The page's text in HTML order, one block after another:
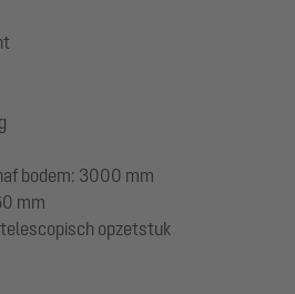
bodem: 3000 mm
mm
opzetstuk